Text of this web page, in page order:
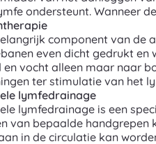
ondersteunt. Wanneer
component van de
even dicht gedrukt en
en vocht alleen maar naar
ter stimulatie van het
lymfedrainage
lymfedrainage is een
van bepaalde
in de circulatie kan